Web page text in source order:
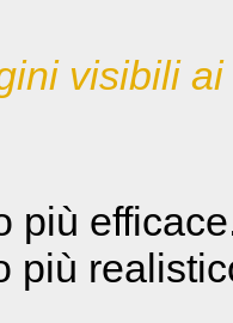
visibili
più
più